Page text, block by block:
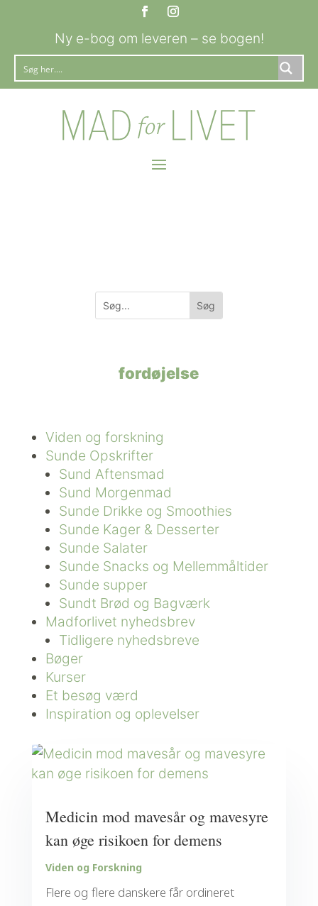
Ny e-bog om leveren – se bogen!
fordøjelse
Viden og forskning
Sunde Opskrifter
Sund Aftensmad
Sund Morgenmad
Sunde Drikke og Smoothies
Sunde Kager & Desserter
Sunde Salater
Sunde Snacks og Mellemmåltider
Sunde supper
Sundt Brød og Bagværk
Madforlivet nyhedsbrev
Tidligere nyhedsbreve
Bøger
Kurser
Et besøg værd
Inspiration og oplevelser
Medicin mod mavesår og mavesyre
kan øge risikoen for demens
Viden og Forskning
Flere og flere danskere får ordineret